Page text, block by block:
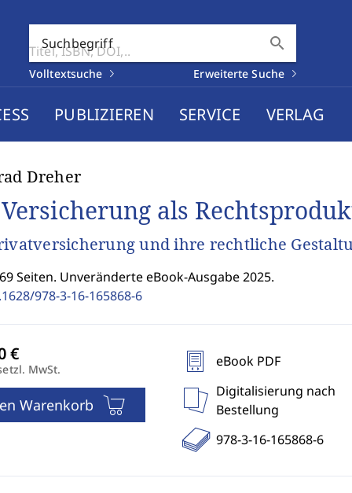
Suchbegriff search
Volltextsuche Erweiterte Suche
PUBLIZIEREN SERVICE VERLAG
Dreher
als
und ihre rechtliche
Seiten. Unveränderte eBook-Ausgabe 2025.
978-3-16-165868-6
MwSt.
Warenkorb
eBook PDF
Digitalisierung nach
Bestellung
978-3-16-165868-6